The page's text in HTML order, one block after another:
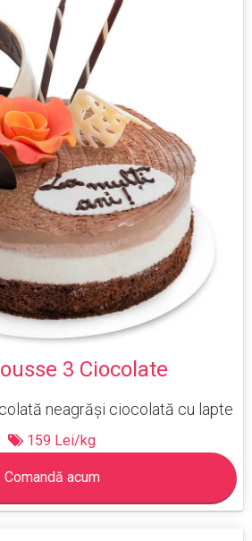
3 Ciocolate
neagrăși ciocolată cu lapte
159 Lei/kg
Comandă acum